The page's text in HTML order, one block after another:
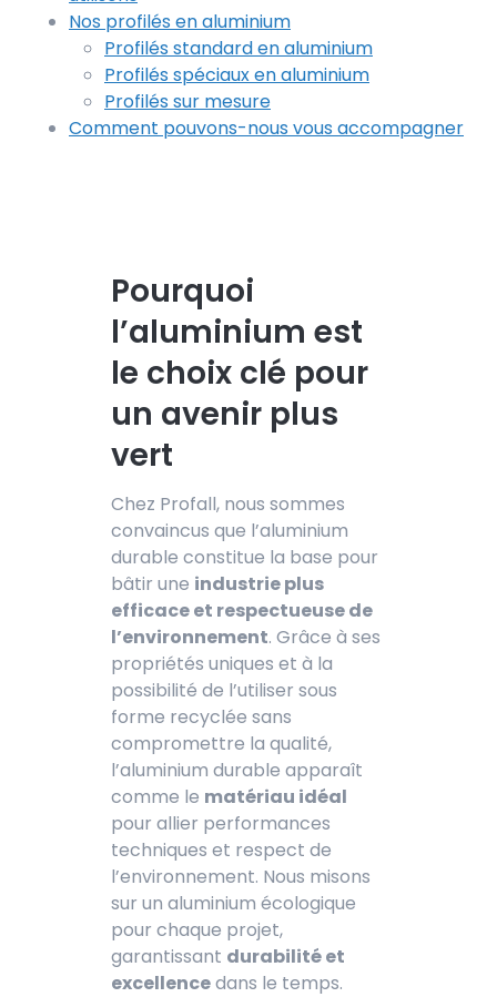
Nos profilés en aluminium
Profilés standard en aluminium
Profilés spéciaux en aluminium
Profilés sur mesure
Comment pouvons-nous vous accompagner
Pourquoi
l’aluminium est
le choix clé pour
un avenir plus
vert
Chez Profall, nous sommes
convaincus que l’aluminium
durable constitue la base pour
bâtir une industrie plus
efficace et respectueuse de
l’environnement. Grâce à ses
propriétés uniques et à la
possibilité de l’utiliser sous
forme recyclée sans
compromettre la qualité,
l’aluminium durable apparaît
comme le matériau idéal
pour allier performances
techniques et respect de
l’environnement. Nous misons
sur un aluminium écologique
pour chaque projet,
garantissant durabilité et
excellencedans le temps.